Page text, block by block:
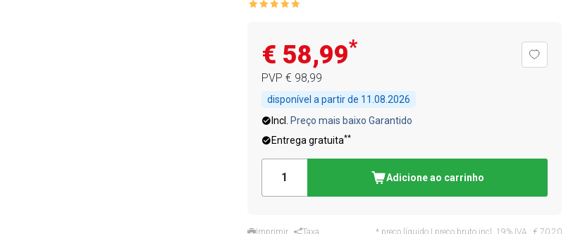
€ 58,99*
PVP € 98,99
disponível a partir de 11.08.2026
Incl.
Preço mais baixo Garantido
Entrega gratuita**
Adicione ao carrinho
Imprimir Taxa * preço líquido | preço bruto incl. 19% IVA.: € 70,20